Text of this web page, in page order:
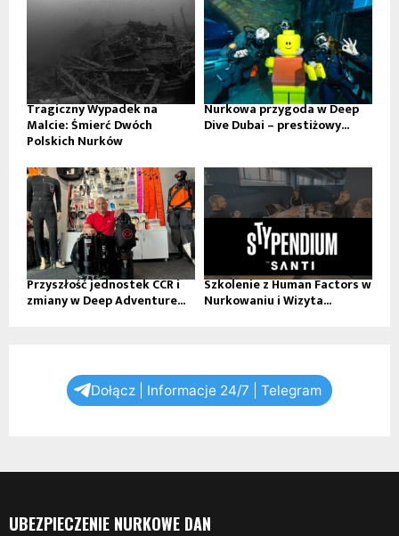
Tragiczny Wypadek na
Malcie: Śmierć Dwóch
Polskich Nurków
Nurkowa przygoda w Deep
Dive Dubai – prestiżowy...
Przyszłość jednostek CCR i
zmiany w Deep Adventure...
Szkolenie z Human Factors w
Nurkowaniu i Wizyta...
Dołącz | Informacje 24/7 | Telegram
UBEZPIECZENIE NURKOWE DAN